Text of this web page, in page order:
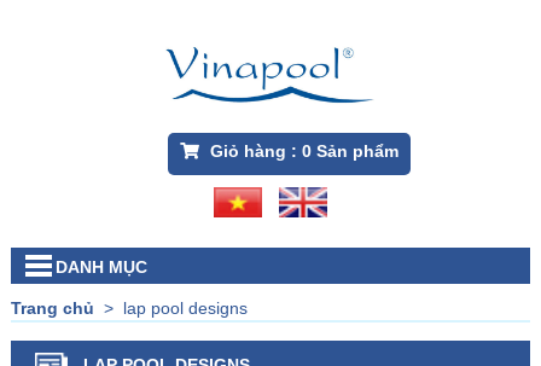
Giỏ hàng : 0Sản phẩm
DANH MỤC
Trang chủ > lap pool designs